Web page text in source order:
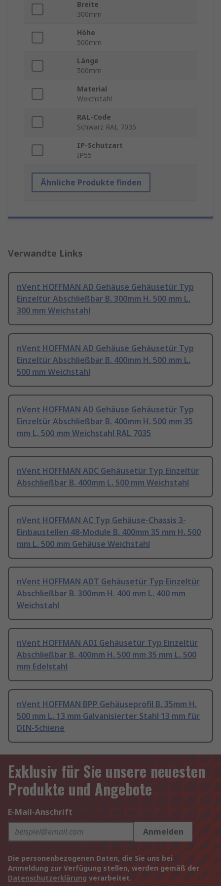
Breite
300mm
Höhe
500mm
Länge
500mm
Material
Weichstahl
RAL-Code
Schwarz RAL 7035
IP-Schutzart
IP55
Ähnliche Produkte finden
Verwandte Links
nVent HOFFMAN AD Gehäuse Gehäusetür Typ
Einzeltür Abschließbar B. 300mm H. 500 mm L.
300 mm Weichstahl
nVent HOFFMAN AD Gehäuse Gehäusetür Typ
Einzeltür Abschließbar B. 400mm H. 500 mm L.
500 mm Weichstahl
nVent HOFFMAN AD Gehäuse Gehäusetür Typ
Einzeltür Abschließbar B. 400mm H. 500 mm 35
mm L. 500 mm Weichstahl RAL 7035
nVent HOFFMAN ADC Gehäusetür Typ Einzeltür
Abschließbar B. 400mm L. 500 mm Weichstahl
nVent HOFFMAN AC Typ Gehäuse-Chassis 3-
Einbaustellen 48-Module B. 400mm 35 mm H. 500
mm L. 500 mm Gehäuse Weichstahl
nVent HOFFMAN ADT Gehäusetür Typ Einzeltür
Abschließbar B. 300mm H. 400 mm L. 400 mm
Weichstahl
nVent HOFFMAN ADI Gehäusetür Typ Einzeltür
Abschließbar B. 400mm H. 500 mm 35 mm L. 500
mm Edelstahl
nVent HOFFMAN BPP Gehäuseprofil B. 35mm H.
500 mm L. 13 mm Galvanisierter Stahl 13 mm für
DIN-Schiene
Exklusiv für Sie unsere neuesten
Produkte und Angebote
E-Mail-Anschrift
Anmelden
Die personenbezogenen Daten, die Sie uns bei
Anmeldung zur Verfügung stellen, werden gemäß der
Datenschutzerklärung verarbeitet.